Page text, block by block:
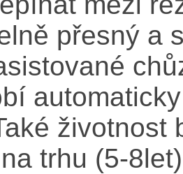
přesný a
životnost
trhu (5-